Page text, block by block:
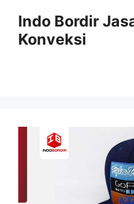
Indo Bordir
Konveksi